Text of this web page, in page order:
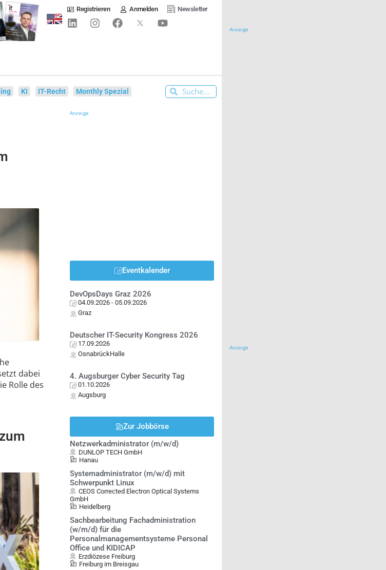
Registrieren Anmelden Newsletter
KI IT-Recht Monthly Spezial
dabei
Rolle des
Anzeige
Eventkalender
DevOpsDays Graz 2026
04.09.2026 - 05.09.2026
Graz
Deutscher IT-Security Kongress 2026
17.09.2026
OsnabrückHalle
4. Augsburger Cyber Security Tag
01.10.2026
Augsburg
Zur Jobbörse
Netzwerkadministrator (m/w/d)
DUNLOP TECH GmbH
Hanau
Systemadministrator (m/w/d) mit
Schwerpunkt Linux
CEOS Corrected Electron Optical Systems
GmbH
Heidelberg
Sachbearbeitung Fachadministration
(w/m/d) für die
Personalmanagementsysteme Personal
Office und KIDICAP
Erzdiözese Freiburg
Freiburg im Breisgau
Anzeige
Anzeige